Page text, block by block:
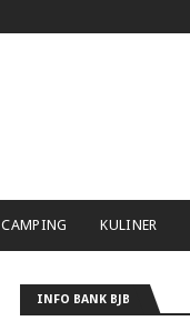
CAMPING KULINER
INFO BANK BJB